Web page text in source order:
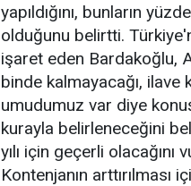
yapıldığını, bunların
olduğunu belirtti.
işaret eden Bardakoğlu,
binde kalmayacağı, ilave
umudumuz var diye
kurayla belirleneceğini
yılı için geçerli olacağını
Kontenjanın arttırılması